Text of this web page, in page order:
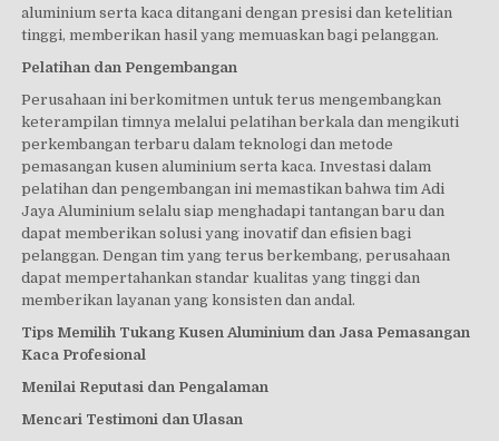
aluminium serta kaca ditangani dengan presisi dan ketelitian
tinggi, memberikan hasil yang memuaskan bagi pelanggan.
Pelatihan dan Pengembangan
Perusahaan ini berkomitmen untuk terus mengembangkan
keterampilan timnya melalui pelatihan berkala dan mengikuti
perkembangan terbaru dalam teknologi dan metode
pemasangan kusen aluminium serta kaca. Investasi dalam
pelatihan dan pengembangan ini memastikan bahwa tim Adi
Jaya Aluminium selalu siap menghadapi tantangan baru dan
dapat memberikan solusi yang inovatif dan efisien bagi
pelanggan. Dengan tim yang terus berkembang, perusahaan
dapat mempertahankan standar kualitas yang tinggi dan
memberikan layanan yang konsisten dan andal.
Tips Memilih Tukang Kusen Aluminium dan Jasa Pemasangan
Kaca Profesional
Menilai Reputasi dan Pengalaman
Mencari Testimoni dan Ulasan